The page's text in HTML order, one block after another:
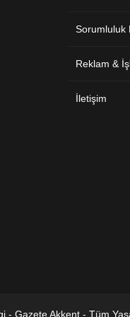
Sorumluluk
Reklam &
İletişim
Gazete Akkent - Tüm